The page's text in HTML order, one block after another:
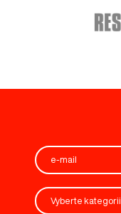
Vyberte kategorii